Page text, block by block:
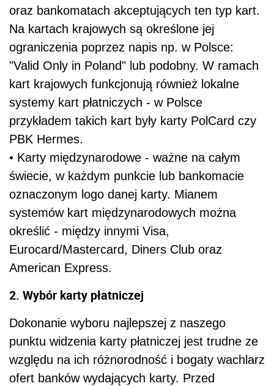
oraz bankomatach akceptujących ten typ kart.
Na kartach krajowych są określone jej
ograniczenia poprzez napis np. w Polsce:
"Valid Only in Poland" lub podobny. W ramach
kart krajowych funkcjonują również lokalne
systemy kart płatniczych - w Polsce
przykładem takich kart były karty PolCard czy
PBK Hermes.
• Karty międzynarodowe - ważne na całym
świecie, w każdym punkcie lub bankomacie
oznaczonym logo danej karty. Mianem
systemów kart międzynarodowych można
określić - między innymi Visa,
Eurocard/Mastercard, Diners Club oraz
American Express.
2. Wybór karty płatniczej
Dokonanie wyboru najlepszej z naszego
punktu widzenia karty płatniczej jest trudne ze
względu na ich różnorodność i bogaty wachlarz
ofert banków wydających karty. Przed